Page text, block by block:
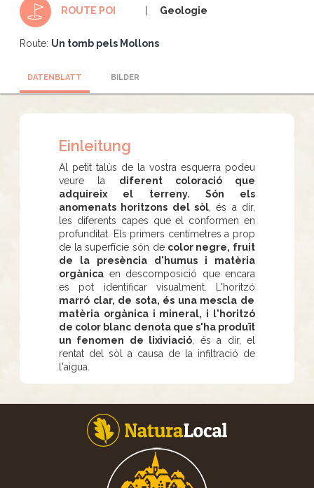
ROUTE POI Geologie
Route: Un tomb pels Mollons
DATENBLATT BILDER
Einleitung
Al petit talús de la vostra esquerra podeu
veure la diferent coloració que
adquireix el terreny. Són els
anomenats horitzons del sòl , és a dir,
les diferents capes que el conformen en
profunditat. Els primers centímetres a prop
de la superfície són decolor negre, fruit
de la presència d'humus i matèria
orgànica en descomposició que encara
es pot identificar visualment. L'horitzó
marró clar, de sota, és una mescla de
matèria orgànica i mineral, i l'horitzó
de color blanc denota que s'ha produït
un fenomen de lixiviació , és a dir, el
rentat del sòl a causa de la infiltració de
l'aigua.